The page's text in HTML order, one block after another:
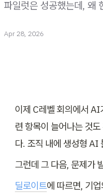
파일럿은 성공했는데, 왜
Apr 28, 2026
이제 C레벨 회의에서
련 항목이 늘어나는 것
다. 조직 내에 생성형 AI
그런데 그 다음, 문제가
딜로이트